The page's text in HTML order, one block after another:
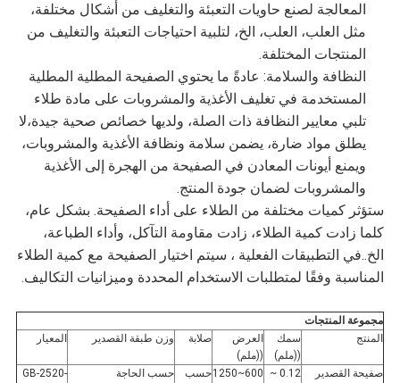
المعالجة لصنع حاويات التعبئة والتغليف من أشكال مختلفة،
مثل العلب، العلب، الخ، لتلبية احتياجات التعبئة والتغليف من
المنتجات المختلفة.
النظافة والسلامة: عادةً ما يحتوي الصفيحة المطلية المطلية
المستخدمة في تغليف الأغذية والمشروبات على مادة طلاء
تلبي معايير النظافة ذات الصلة، ولديها خصائص صحية جيدة،لا
يطلق مواد ضارة، يضمن سلامة ونظافة الأغذية والمشروبات،
ويمنع أيونات المعادن في الصفيحة من الهجرة إلى الأغذية
والمشروبات لضمان جودة المنتج.
ستؤثر كميات مختلفة من الطلاء على أداء الصفيحة. بشكل عام،
كلما زادت كمية الطلاء، زادت مقاومة التآكل، وأداء الطباعة،
الخ..في التطبيقات الفعلية ، سيتم اختيار الصفيحة مع كمية الطلاء
المناسبة وفقًا لمتطلبات الاستخدام المحددة وميزانيات التكاليف.
مجموعة المنتجات
المنتج
سمك
((ملم)
العرض
((ملم)
صلابة وزن طبقة القصدير المعيار
صفيحة القصدير
0.12 ~
600~1250
حسب
حسب الحاجة
GB-2520-